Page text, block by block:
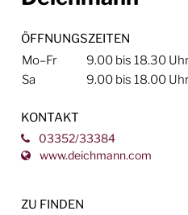
ÖFFNUNGSZEITEN
Mo–Fr
9.00 bis 18.30
Sa
9.00 bis 18.00
KONTAKT
03352/33384
www.deichmann.com
ZU FINDEN